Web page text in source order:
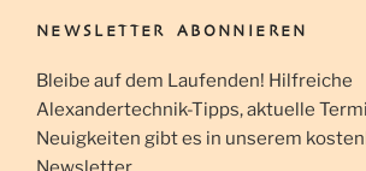
NEWSLETTER ABONNIEREN
Bleibe auf dem Laufenden! Hilfreiche
Alexandertechnik-Tipps, aktuelle
Neuigkeiten gibt es in unserem